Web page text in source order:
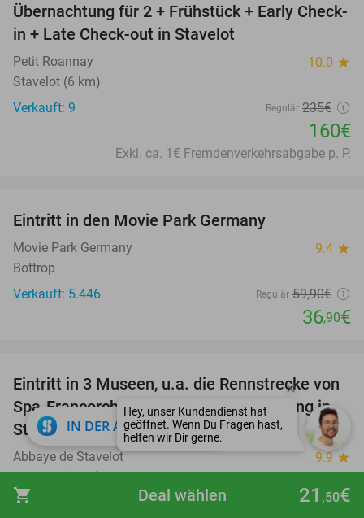
shopping_cart 21 ,50€
Deal wählen
32%
Übernachtung für 2 + Frühstück + Early Check-
in + Late Check-out in Stavelot
Petit Roannay 10.0 star
Stavelot (6 km)
Verkauft: 9
Regulär 235€
160€
Exkl. ca. 1€ Fremdenverkehrsabgabe p. P.
Eintritt in den Movie Park Germany
Movie Park Germany 9.4 star
Bottrop
Verkauft: 5.446
Regulär 59,90€
36,90€
14%
Eintritt in 3 Museen, u.a. die Rennstrecke von
Spa-Francorchamps und eine Ausstellung in
Stavelot
Abbaye de Stavelot 9.9 star
Stavelot (6 km)
Verkauft: 452
Regulär 11€
IN DER APP ÖFFNEN close